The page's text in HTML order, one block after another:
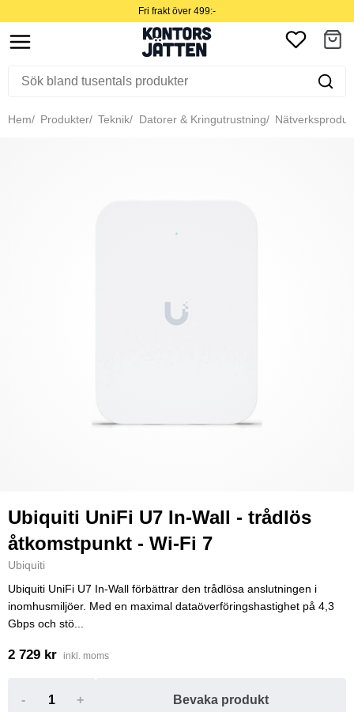
Fri frakt över 499:-
Hem Produkter Teknik Datorer & Kringutrustning
Ubiquiti UniFi U7 In-Wall - trådlös
åtkomstpunkt - Wi-Fi 7
Ubiquiti
Ubiquiti UniFi U7 In-Wall förbättrar den trådlösa anslutningen i
inomhusmiljöer. Med en maximal dataöverföringshastighet på 4,3
Gbps och stö...
2 729 kr inkl. moms
- + Bevaka produkt